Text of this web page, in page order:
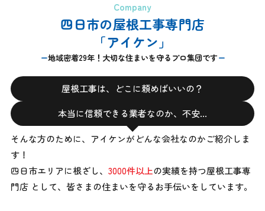
Company
四日市の屋根工事専門店
「アイケン」
地域密着29年！大切な住まいを守るプロ集団です
屋根工事は、どこに頼めばいいの？
本当に信頼できる業者なのか、不安…
そんな方のために、アイケンがどんな会社なのかご紹介しま
す！
四日市エリアに根ざし、 3000件以上の実績を持つ屋根工事専
門店 として、 皆さまの住まいを守るお手伝いをしています。